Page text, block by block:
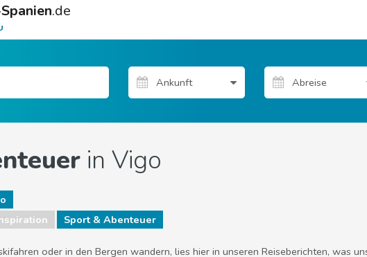
.de
in Vigo
Sport & Abenteuer
oder in den Bergen wandern, lies hier in unseren Reiseberichten, was